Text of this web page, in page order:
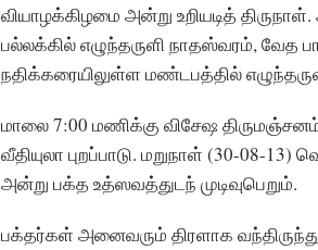
வியாழக்கிழமை அன்று உறியடித்
பல்லக்கில் எழுந்தருளி நாதஸ்வரம், வேத
நதிக்கரையிலுள்ள மண்டபத்தில்
மாலை 7:00 மணிக்கு விசேஷ
வீதியுலா புறப்பாடு. மறுநாள் (30-08-
அன்று பக்த உத்ஸவத்துடந் முடிவுபெறும்.
பக்தர்கள் அனைவரும் திரளாக